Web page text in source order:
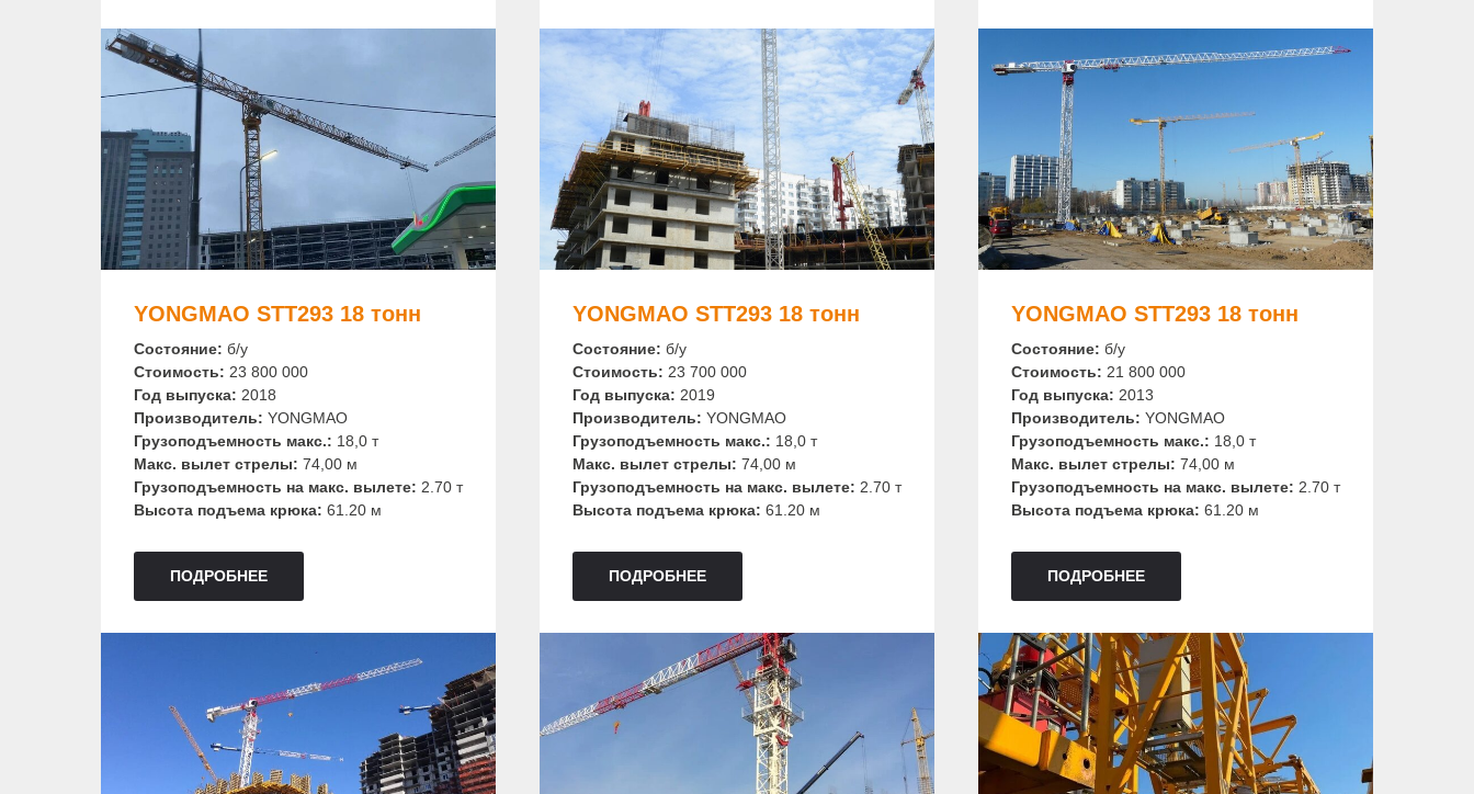
YONGMAO STT293 18 тонн
Состояние: б/у
Стоимость: 23 800 000
Год выпуска: 2018
Производитель: YONGMAO
Грузоподъемность макс.: 18,0 т
Макс. вылет стрелы: 74,00 м
Грузоподъемность на макс. вылете: 2.70 т
Высота подъема крюка: 61.20 м
ПОДРОБНЕЕ
YONGMAO STT293 18 тонн
Состояние: б/у
Стоимость: 23 700 000
Год выпуска: 2019
Производитель: YONGMAO
Грузоподъемность макс.: 18,0 т
Макс. вылет стрелы: 74,00 м
Грузоподъемность на макс. вылете: 2.70 т
Высота подъема крюка: 61.20 м
ПОДРОБНЕЕ
YONGMAO STT293 18 тонн
Состояние: б/у
Стоимость: 21 800 000
Год выпуска: 2013
Производитель: YONGMAO
Грузоподъемность макс.: 18,0 т
Макс. вылет стрелы: 74,00 м
Грузоподъемность на макс. вылете: 2.70 т
Высота подъема крюка: 61.20 м
ПОДРОБНЕЕ